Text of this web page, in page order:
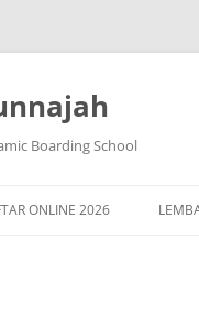
Boarding School
ONLINE 2026